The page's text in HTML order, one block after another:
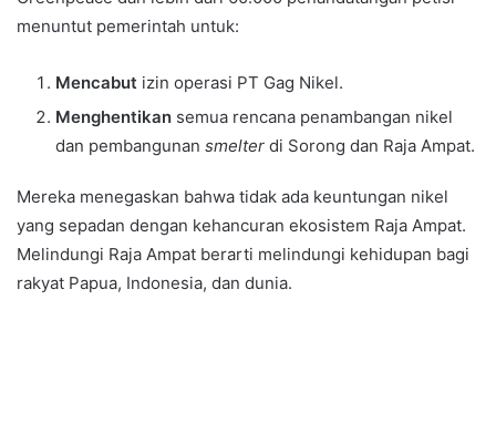
menuntut pemerintah untuk:
Mencabut izin operasi PT Gag Nikel.
Menghentikan semua rencana penambangan nikel
dan pembangunan smelter di Sorong dan Raja Ampat.
Mereka menegaskan bahwa tidak ada keuntungan nikel
yang sepadan dengan kehancuran ekosistem Raja Ampat.
Melindungi Raja Ampat berarti melindungi kehidupan bagi
rakyat Papua, Indonesia, dan dunia.